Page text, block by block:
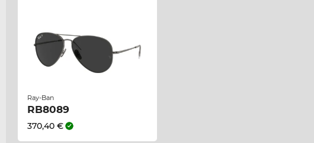
Ray-Ban
RB8089
370,40 €